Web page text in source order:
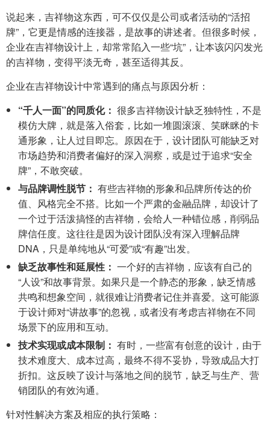
说起来，吉祥物这东西，可不仅仅是公司或者活动的“活招
牌”，它更是情感的连接器，是故事的讲述者。但很多时候，
企业在吉祥物设计上，却常常陷入一些“坑”，让本该闪闪发光
的吉祥物，变得平淡无奇，甚至适得其反。
企业在吉祥物设计中常遇到的痛点与原因分析：
“千人一面”的同质化： 很多吉祥物设计缺乏独特性，不是
模仿大牌，就是落入俗套，比如一堆圆滚滚、笑眯眯的卡
通形象，让人过目即忘。原因在于，设计团队可能缺乏对
市场趋势和消费者偏好的深入洞察，或是过于追求“安全
牌”，不敢突破。
与品牌调性脱节： 有些吉祥物的形象和品牌所传达的价
值、风格完全不搭。比如一个严肃的金融品牌，却设计了
一个过于活泼搞怪的吉祥物，会给人一种错位感，削弱品
牌信任度。这往往是因为设计团队没有深入理解品牌
DNA，只是单纯地从“可爱”或“有趣”出发。
缺乏故事性和延展性： 一个好的吉祥物，应该有自己的
“人设”和故事背景。如果只是一个静态的形象，缺乏情感
共鸣和想象空间，就很难让消费者记住并喜爱。这可能源
于设计师对“讲故事”的忽视，或者没有考虑吉祥物在不同
场景下的应用和互动。
技术实现或成本限制： 有时，一些富有创意的设计，由于
技术难度大、成本过高，最终不得不妥协，导致成品大打
折扣。这反映了设计与落地之间的脱节，缺乏与生产、营
销团队的有效沟通。
针对性解决方案及相应的执行策略：